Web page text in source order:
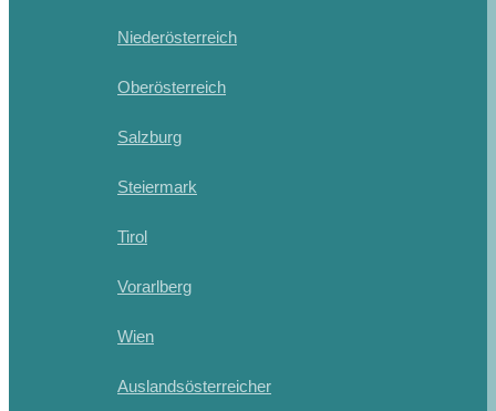
Niederösterreich
Oberösterreich
Salzburg
Steiermark
Tirol
Vorarlberg
Wien
Auslandsösterreicher